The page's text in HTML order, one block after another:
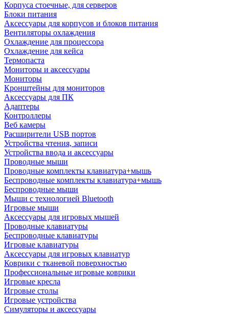
Корпуса стоечные, для серверов
Блоки питания
Аксессуары для корпусов и блоков питания
Вентиляторы охлаждения
Охлаждение для процессора
Охлаждение для кейса
Термопаста
Мониторы и аксессуары
Мониторы
Кронштейны для мониторов
Аксессуары для ПК
Адаптеры
Контроллеры
Веб камеры
Расширители USB портов
Устройства чтения, записи
Устройства ввода и аксессуары
Проводные мыши
Проводные комплекты клавиатура+мышь
Беспроводные комплекты клавиатура+мышь
Беспроводные мыши
Мыши с технологией Bluetooth
Игровые мыши
Аксессуары для игровых мышей
Проводные клавиатуры
Беспроводные клавиатуры
Игровые клавиатуры
Аксессуары для игровых клавиатур
Коврики с тканевой поверхностью
Профессиональные игровые коврики
Игровые кресла
Игровые столы
Игровые устройства
Симуляторы и аксессуары